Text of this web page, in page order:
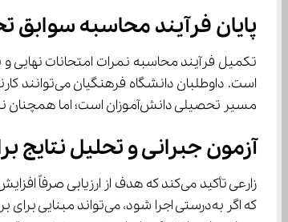
پایان فرآیند محاسبه سوابق
مسیر تحصیلی دانش‌آموزان است؛ اما همچنان نگرانی‌هایی درباره کیفیت برگزاری امتحانات نهایی، بی‌عدالتی‌های منطقه‌ای و تفاوت سطح سوالات باقی‌ست.
آزمون جبرانی و تحلیل